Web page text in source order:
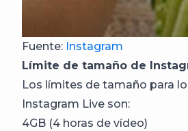
Fuente: Instagram
Límite de tamaño de
Los límites de tamaño para
Instagram Live son:
4GB (4 horas de vídeo)